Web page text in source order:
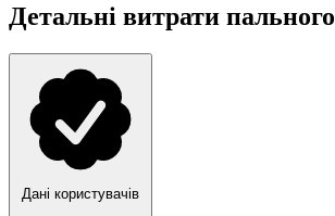
Детальні витрати пального
Дані користувачів